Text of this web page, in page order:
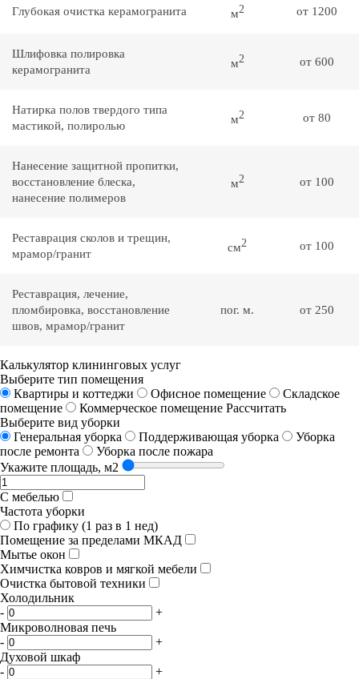
Глубокая очистка керамогранита м2 от 1200
Шлифовка полировка
керамогранита
м2 от 600
Натирка полов твердого типа
мастикой, полиролью
м2 от 80
Нанесение защитной пропитки,
восстановление блеска,
нанесение полимеров
м2 от 100
Реставрация сколов и трещин,
мрамор/гранит
см2 от 100
Реставрация, лечение,
пломбировка, восстановление
швов, мрамор/гранит
пог. м. от 250
Калькулятор клининговых услуг
Выберите тип помещения
Квартиры и коттеджи
Офисное помещение
Складское
помещение
Коммерческое помещение Рассчитать
Выберите вид уборки
Генеральная уборка
Поддерживающая уборка
Уборка
после ремонта
Уборка после пожара
Укажите площадь, м2
С мебелью
Частота уборки
По графику (1 раз в 1 нед)
Помещение за пределами МКАД
Мытье окон
Химчистка ковров и мягкой мебели
Очистка бытовой техники
Холодильник
-
+
Микроволновая печь
-
+
Духовой шкаф
-
+